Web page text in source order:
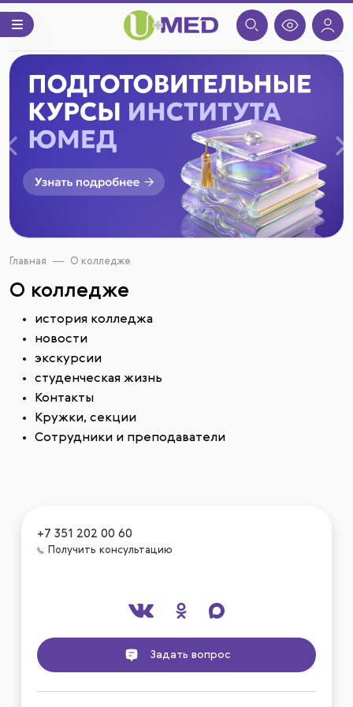
Назад
Главная О колледже
О колледже
история колледжа
новости
экскурсии
студенческая жизнь
Контакты
Кружки, секции
Сотрудники и преподаватели
+7 351 202 00 60
Получить консультацию
Задать вопрос